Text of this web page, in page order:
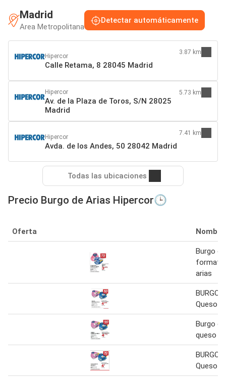
Madrid
Area Metropolitana
Detectar automáticamente
Hipercor
Calle Retama, 8 28045 Madrid
3.87 km
Hipercor
Av. de la Plaza de Toros, S/N 28025
Madrid
5.73 km
Hipercor
Avda. de los Andes, 50 28042 Madrid
7.41 km
Todas las ubicaciones
Precio Burgo de Arias Hipercor🕒
Oferta Nombre
Burgo
arias
BURGO
Queso 6
Burgo
queso
BURGO
Queso 6